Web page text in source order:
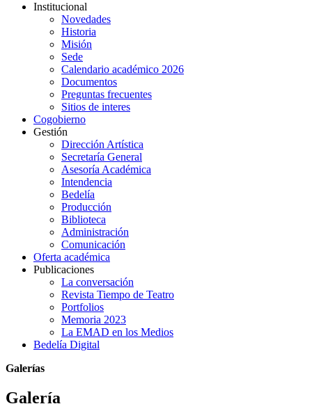
Institucional
Novedades
Historia
Misión
Sede
Calendario académico 2026
Documentos
Preguntas frecuentes
Sitios de interes
Cogobierno
Gestión
Dirección Artística
Secretaría General
Asesoría Académica
Intendencia
Bedelía
Producción
Biblioteca
Administración
Comunicación
Oferta académica
Publicaciones
La conversación
Revista Tiempo de Teatro
Portfolios
Memoria 2023
La EMAD en los Medios
Bedelía Digital
Galerías
Galería